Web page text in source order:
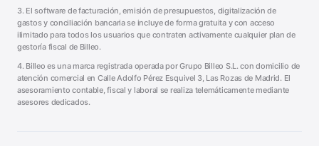
3. El software de facturación, emisión de presupuestos, digitalización de
gastos y conciliación bancaria se incluye de forma gratuita y con acceso
ilimitado para todos los usuarios que contraten activamente cualquier plan de
gestoría fiscal de Billeo.
4. Billeo es una marca registrada operada por Grupo Billeo S.L. con domicilio de
atención comercial en Calle Adolfo Pérez Esquivel 3, Las Rozas de Madrid. El
asesoramiento contable, fiscal y laboral se realiza telemáticamente mediante
asesores dedicados.